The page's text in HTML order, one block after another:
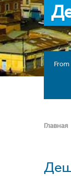
From
Главная